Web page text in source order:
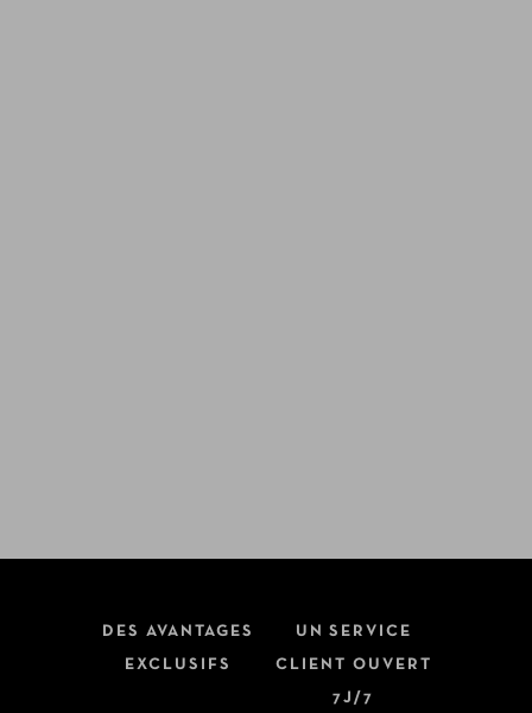
DES AVANTAGES
EXCLUSIFS
UN SERVICE
CLIENT OUVERT
7J/7